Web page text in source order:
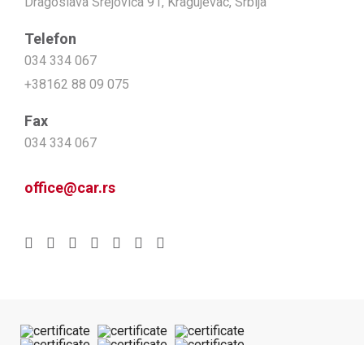
Telefon
034 334 067
+38162 88 09 075
Fax
034 334 067
office@car.rs